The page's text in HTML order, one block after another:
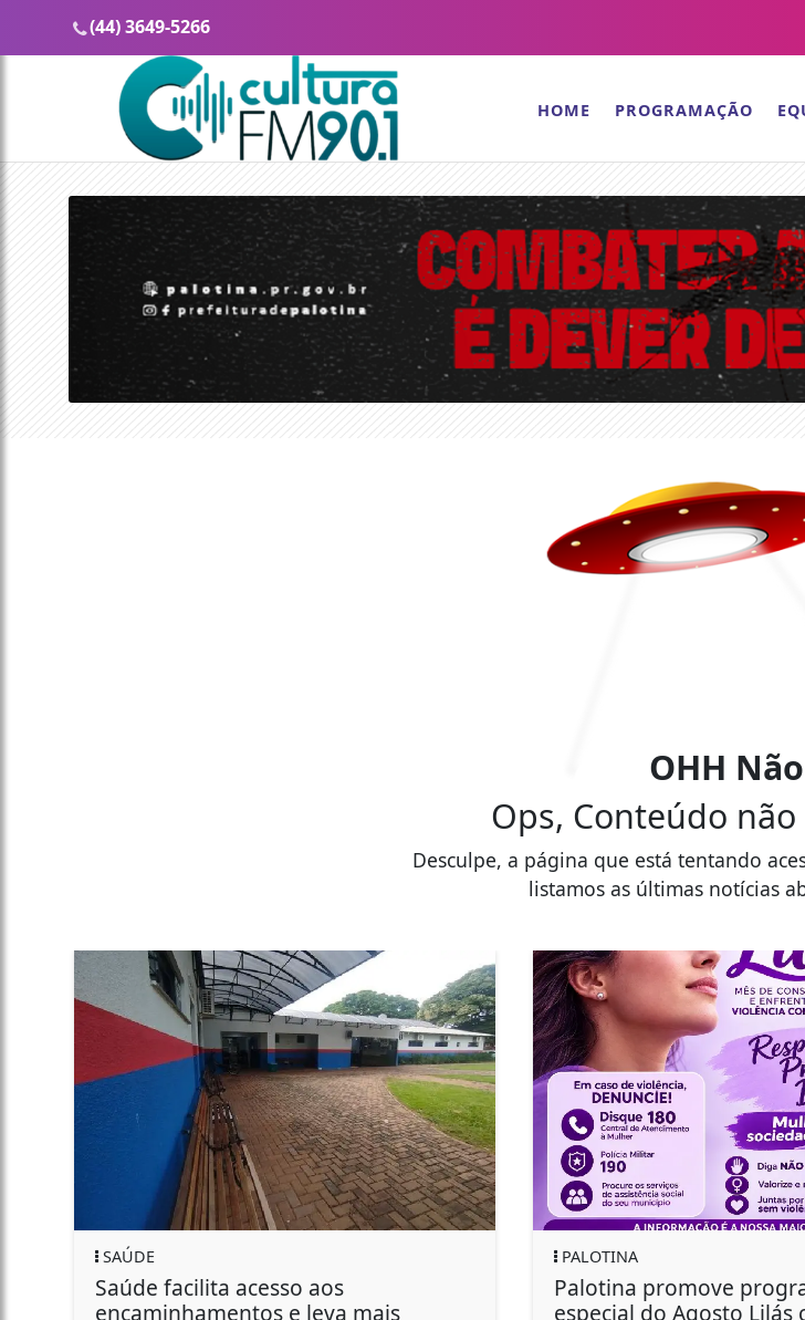
(44) 3649-5266
HOME PROGRAMAÇÃO
OHH
Ops, Conteúdo
Desculpe, a página que está tentando
listamos as últimas notícias
SAÚDE
Saúde facilita acesso aos
encaminhamentos e leva mais
PALOTINA
Palotina promove
especial do Agosto Lilás